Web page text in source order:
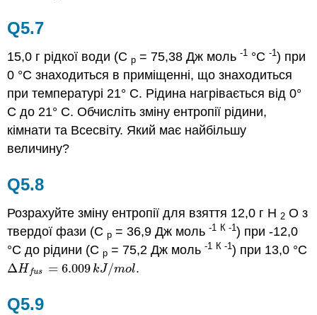
Q5.7
15,0 г рідкої води (Cp = 75,38 Дж моль-1 °C-1) при
0 °C знаходиться в приміщенні, що знаходиться
при температурі 21° C. Рідина нагрівається від 0°
C до 21° C. Обчисліть зміну ентропії рідини,
кімнати та Всесвіту. Який має найбільшу
величину?
Q5.8
Розрахуйте зміну ентропії для взяття 12,0 г Н 2 О з
твердої фази (Ср = 36,9 Дж моль-1 К -1) при -12,0
°С до рідини (Cp = 75,2 Дж моль-1 К -1) при 13,0 °С
ΔH fus = 6.009 kJ/mol
ΔHfus=6.009kJ/mol .
Q5.9